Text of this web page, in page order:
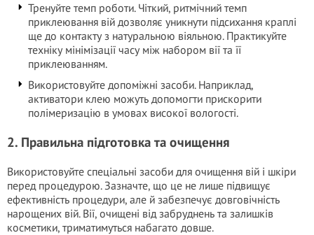
Тренуйте темп роботи. Чіткий, ритмічний темп
приклеювання вій дозволяє уникнути підсихання краплі
ще до контакту з натуральною віяльною. Практикуйте
техніку мінімізації часу між набором вії та її
приклеюванням.
Використовуйте допоміжні засоби. Наприклад,
активатори клею можуть допомогти прискорити
полімеризацію в умовах високої вологості.
2. Правильна підготовка та очищення
Використовуйте спеціальні засоби для очищення вій і шкіри
перед процедурою. Зазначте, що це не лише підвищує
ефективність процедури, але й забезпечує довговічність
нарощених вій. Вії, очищені від забруднень та залишків
косметики, триматимуться набагато довше.